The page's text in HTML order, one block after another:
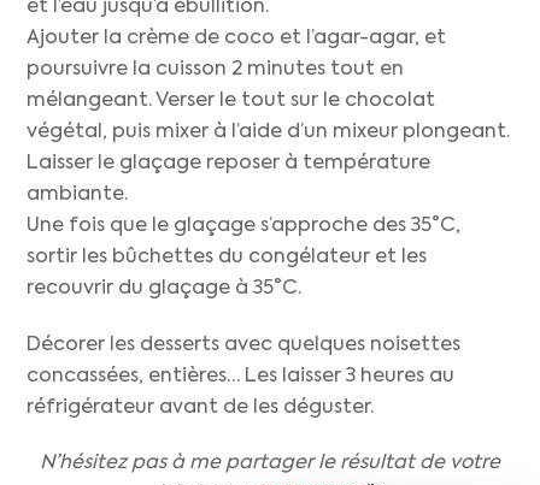
et l’eau jusqu’à ébullition.
Ajouter la crème de coco et l’agar-agar, et
poursuivre la cuisson 2 minutes tout en
mélangeant. Verser le tout sur le chocolat
végétal, puis mixer à l’aide d’un mixeur plongeant.
Laisser le glaçage reposer à température
ambiante.
Une fois que le glaçage s’approche des 35°C,
sortir les bûchettes du congélateur et les
recouvrir du glaçage à 35°C.
Décorer les desserts avec quelques noisettes
concassées, entières… Les laisser 3 heures au
réfrigérateur avant de les déguster.
N’hésitez pas à me partager le résultat de votre